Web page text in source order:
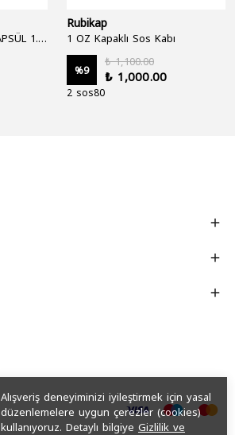
Alışveriş deneyiminizi iyileştirmek için yasal
düzenlemelere uygun çerezler (cookies)
kullanıyoruz. Detaylı bilgiye Gizlilik ve
0 NO (32x12) BEYAZ KAPSÜL 1.250'Lİ
Rubikap
1 OZ Kapaklı Sos Kabı
%9
₺ 1,100.00
₺ 1,000.00
2 sos80